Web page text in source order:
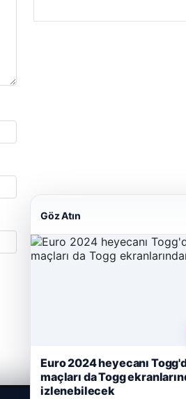
Göz Atın
Euro 2024 heyecanı
maçları da Togg
izlenebilecek